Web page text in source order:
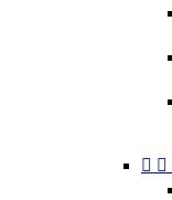
 